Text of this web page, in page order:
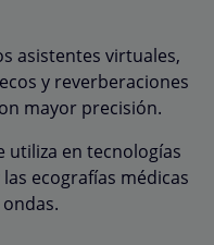
asistentes virtuales,
y reverberaciones
mayor precisión.
utiliza en tecnologías
ecografías médicas